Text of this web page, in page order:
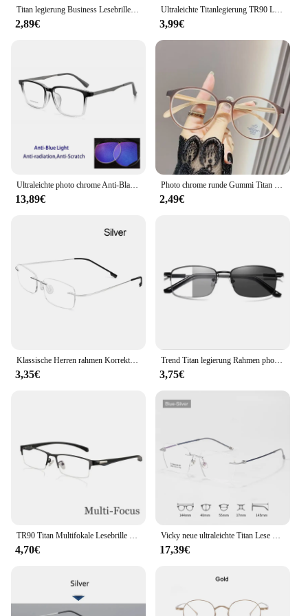
Titan legierung Business Lesebrille für Männer nicht sphärische 12-lagige beschichtete Linsen Retro Hyperopie verschreibung pflicht ige Brillen
2,89€
Ultraleichte Titanlegierung TR90 Lesebrille für Männer und Frauen Retro Runde Anti-Blaulicht-Presbyopie-Brille 0 +100 +150 +250
3,99€
Ultraleichte photo chrome Anti-Blaulicht-Lesebrille aus reinem Titan für Männer Strahlens chutz Computer Presbyopie Brille
13,89€
Photo chrome runde Gummi Titan ultraleichte Lesebrille für Männer Frauen, presbyopische Brille, Anti-Blaulicht, Dioptrige 0-100%
2,49€
3,35€
Trend Titan legierung Rahmen photo chrome progressive multifokale Lesebrille Unisex Anti-Blaulicht Presbyopie Brillen Diopter
3,75€
4,70€ 17,39€